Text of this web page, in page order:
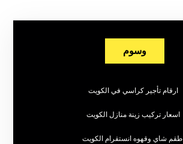
وسوم
ارقام تأجير كراسي في الكويت
اسعار تركيب زينة منازل الكويت
اطقم شاي وقهوه انستقرام الكويت